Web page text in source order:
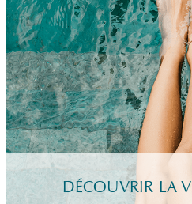
DÉCOUVRIR LA